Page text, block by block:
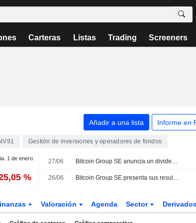
Carteras Listas Trading Screeners
Añadir a una lista Informe en
Gestión de inversiones y operadores de fondos
1 de enero.
%
27/06 Bitcoin Group SE anuncia un dividendo anual que se abonará el 2 de septiembre de 2026
26/06 Bitcoin Group SE presenta sus resultados anuales correspondientes al ejercicio cerrado el 31 de diciembre de 2025
Valoración Agenda Sector